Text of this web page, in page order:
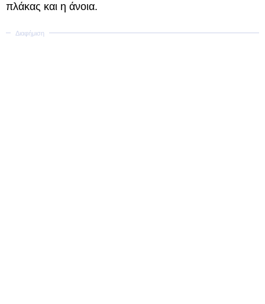
πλάκας και η άνοια.